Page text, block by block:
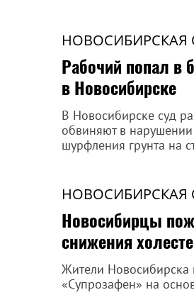
НОВОСИБИРСКАЯ
Рабочий попал в
в Новосибирске
В Новосибирске суд
обвиняют в
шурфления грунта на
НОВОСИБИРСКАЯ
Новосибирцы
снижения
Жители Новосибирска
«Супрозафен» на